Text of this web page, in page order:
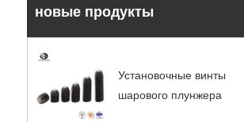
новые продукты
Установочные винты
шарового плунжера